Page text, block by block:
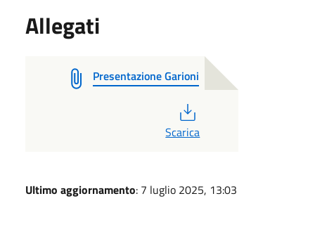
Allegati
Presentazione Garioni
Scarica
Ultimo aggiornamento: 7 luglio 2025, 13:03